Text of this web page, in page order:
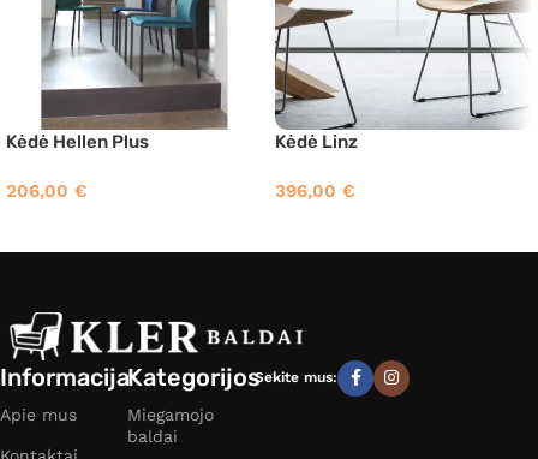
Kėdė Hellen Plus
206,00 €
Kėdė Linz
396,00 €
Informacija
Apie mus
Kategorijos
Miegamojo
baldai
Sekite mus: